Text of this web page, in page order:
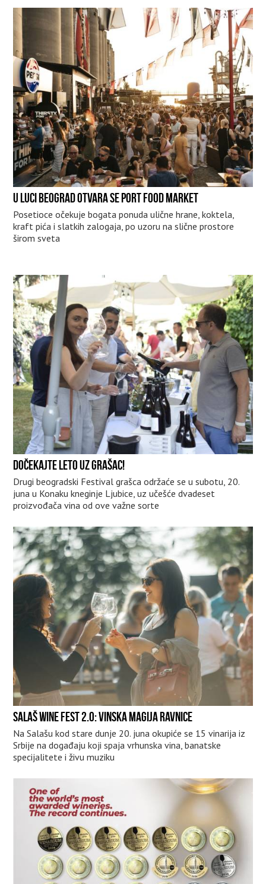
U LUCI BEOGRAD OTVARA SE PORT FOOD MARKET
Posetioce očekuje bogata ponuda ulične hrane, koktela,
kraft pića i slatkih zalogaja, po uzoru na slične prostore
širom sveta
DOČEKAJTE LETO UZ GRAŠAC!
Drugi beogradski Festival grašca održaće se u subotu, 20.
juna u Konaku kneginje Ljubice, uz učešće dvadeset
proizvođača vina od ove važne sorte
SALAŠ WINE FEST 2.0: VINSKA MAGIJA RAVNICE
Na Salašu kod stare dunje 20. juna okupiće se 15 vinarija iz
Srbije na događaju koji spaja vrhunska vina, banatske
specijalitete i živu muziku